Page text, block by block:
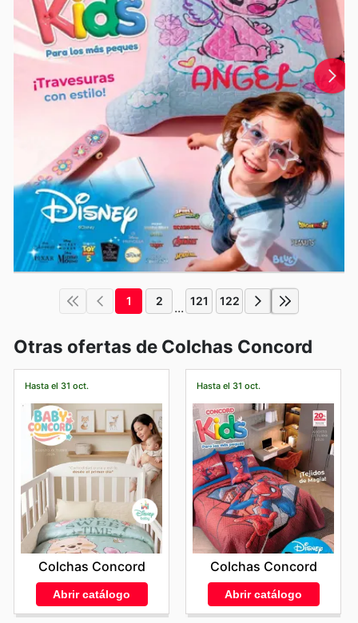
1 2 ... 121 122
Otras ofertas de Colchas Concord
Hasta el 31 oct.
Colchas Concord
Abrir catálogo
Hasta el 31 oct.
Colchas Concord
Abrir catálogo